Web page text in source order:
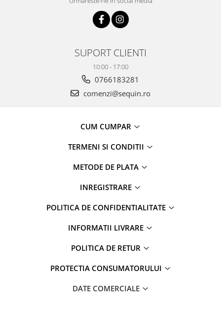
SUPORT CLIENTI
10:00 - 17:00
0766183281
comenzi@sequin.ro
CUM CUMPAR
TERMENI SI CONDITII
METODE DE PLATA
INREGISTRARE
POLITICA DE CONFIDENTIALITATE
INFORMATII LIVRARE
POLITICA DE RETUR
PROTECTIA CONSUMATORULUI
DATE COMERCIALE